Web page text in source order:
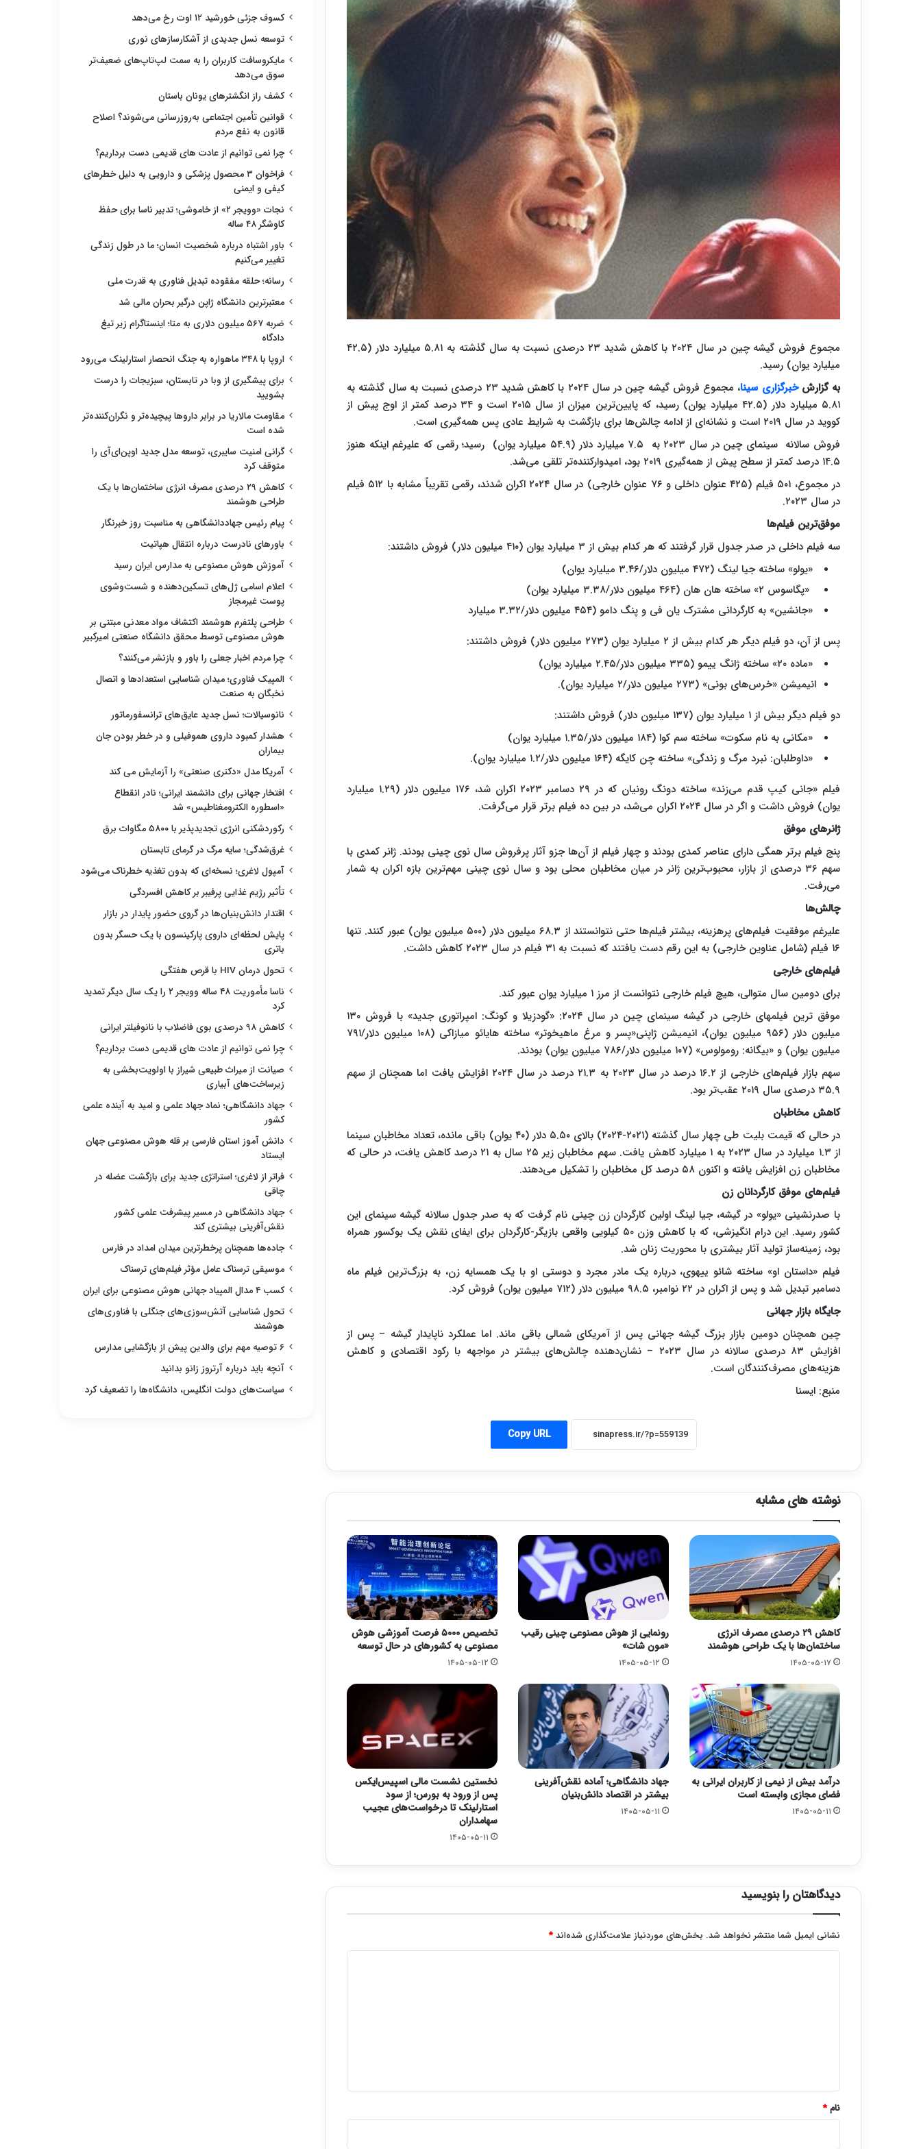
مجموع فروش گیشه چین در سال ۲۰۲۴ با کاهش شدید ۲۳ درصدی نسبت به سال گذشته به ۵.۸۱ میلیارد دلار (۴۲.۵
میلیارد یوان) رسید.
به گزارشخبرگزاری سینا
، مجموع فروش گیشه چین در سال ۲۰۲۴ با کاهش شدید ۲۳ درصدی نسبت به سال گذشته به
۵.۸۱ میلیارد دلار (۴۲.۵ میلیارد یوان) رسید، که پایین‌ترین میزان از سال ۲۰۱۵ است و ۳۴ درصد کمتر از اوج پیش از
کووید در سال ۲۰۱۹ است و نشانه‌ای از ادامه چالش‌ها برای بازگشت به شرایط عادی پس همه‌گیری است.
فروش سالانه سینمای چین در سال ۲۰۲۳ به ۷.۵ میلیارد دلار (۵۴.۹ میلیارد یوان) رسید؛ رقمی که علیرغم اینکه هنوز
۱۴.۵ درصد کمتر از سطح پیش از همه‌گیری ۲۰۱۹ بود، امیدوارکننده‌تر تلقی می‌شد.
در مجموع، ۵۰۱ فیلم (۴۲۵ عنوان داخلی و ۷۶ عنوان خارجی) در سال ۲۰۲۴ اکران شدند، رقمی تقریباً مشابه با ۵۱۲ فیلم
در سال ۲۰۲۳.
موفق‌ترین فیلم‌ها
سه فیلم داخلی در صدر جدول قرار گرفتند که هر کدام بیش از ۳ میلیارد یوان (۴۱۰ میلیون دلار) فروش داشتند:
«یولو» ساخته جیا لینگ (۴۷۲ میلیون دلار/۳.۴۶ میلیارد یوان)
«پگاسوس ۲» ساخته هان هان (۴۶۴ میلیون دلار/۳.۳۸ میلیارد یوان)
«جانشین» به کارگردانی مشترک یان فی و پنگ دامو (۴۵۴ میلیون دلار/۳.۳۲ میلیارد
پس از آن، دو فیلم دیگر هر کدام بیش از ۲ میلیارد یوان (۲۷۳ میلیون دلار) فروش داشتند:
«ماده ۲۰» ساخته ژانگ ییمو (۳۳۵ میلیون دلار/۲.۴۵ میلیارد یوان)
انیمیشن «خرس‌های بونی» (۲۷۳ میلیون دلار/۲ میلیارد یوان).
دو فیلم دیگر بیش از ۱ میلیارد یوان (۱۳۷ میلیون دلار) فروش داشتند:
«مکانی به نام سکوت» ساخته سم کوا (۱۸۴ میلیون دلار/۱.۳۵ میلیارد یوان)
«داوطلبان: نبرد مرگ و زندگی» ساخته چن کایگه (۱۶۴ میلیون دلار/۱.۲ میلیارد یوان).
فیلم «جانی کیپ قدم می‌زند» ساخته دونگ رونیان که در ۲۹ دسامبر ۲۰۲۳ اکران شد، ۱۷۶ میلیون دلار (۱.۲۹ میلیارد
یوان) فروش داشت و اگر در سال ۲۰۲۴ اکران می‌شد، در بین ده فیلم برتر قرار می‌گرفت.
ژانرهای موفق
پنج فیلم برتر همگی دارای عناصر کمدی بودند و چهار فیلم از آن‌ها جزو آثار پرفروش سال نوی چینی بودند. ژانر کمدی با
سهم ۳۶ درصدی از بازار، محبوب‌ترین ژانر در میان مخاطبان محلی بود و سال نوی چینی مهم‌ترین بازه اکران به شمار
می‌رفت.
چالش‌ها
علیرغم موفقیت فیلم‌های پرهزینه، بیشتر فیلم‌ها حتی نتوانستند از ۶۸.۳ میلیون دلار (۵۰۰ میلیون یوان) عبور کنند. تنها
۱۶ فیلم (شامل عناوین خارجی) به این رقم دست یافتند که نسبت به ۳۱ فیلم در سال ۲۰۲۳ کاهش داشت.
فیلم‌های خارجی
برای دومین سال متوالی، هیچ فیلم خارجی نتوانست از مرز ۱ میلیارد یوان عبور کند.
موفق ترین فیلمهای خارجی در گیشه سینمای چین در سال ۲۰۲۴: «گودزیلا و کونگ: امپراتوری جدید» با فروش ۱۳۰
میلیون دلار (۹۵۶ میلیون یوان)، انیمیشن ژاپنی«پسر و مرغ ماهیخوتر» ساخته هایائو میازاکی (۱۰۸ میلیون دلار/۷۹۱
میلیون یوان) و «بیگانه: رومولوس» (۱۰۷ میلیون دلار/۷۸۶ میلیون یوان) بودند.
سهم بازار فیلم‌های خارجی از ۱۶.۲ درصد در سال ۲۰۲۳ به ۲۱.۳ درصد در سال ۲۰۲۴ افزایش یافت اما همچنان از سهم
۳۵.۹ درصدی سال ۲۰۱۹ عقب‌تر بود.
کاهش مخاطبان
در حالی که قیمت بلیت طی چهار سال گذشته (۲۰۲۱-۲۰۲۴) بالای ۵.۵۰ دلار (۴۰ یوان) باقی مانده، تعداد مخاطبان سینما
از ۱.۳ میلیارد در سال ۲۰۲۳ به ۱ میلیارد کاهش یافت. سهم مخاطبان زیر ۲۵ سال به ۲۱ درصد کاهش یافت، در حالی که
مخاطبان زن افزایش یافته و اکنون ۵۸ درصد کل مخاطبان را تشکیل می‌دهند.
فیلم‌های موفق کارگردانان زن
با صدرنشینی «یولو» در گیشه، جیا لینگ اولین کارگردان زن چینی نام گرفت که به صدر جدول سالانه گیشه سینمای این
کشور رسید. این درام انگیزشی، که با کاهش وزن ۵۰ کیلویی واقعی بازیگر-کارگردان برای ایفای نقش یک بوکسور همراه
بود، زمینه‌ساز تولید آثار بیشتری با محوریت زنان شد.
فیلم «داستان او» ساخته شائو ییهوی، درباره یک مادر مجرد و دوستی او با یک همسایه زن، به بزرگ‌ترین فیلم ماه
دسامبر تبدیل شد و پس از اکران در ۲۲ نوامبر، ۹۸.۵ میلیون دلار (۷۱۲ میلیون یوان) فروش کرد.
جایگاه بازار جهانی
چین همچنان دومین بازار بزرگ گیشه جهانی پس از آمریکای شمالی باقی ماند. اما عملکرد ناپایدار گیشه – پس از
افزایش ۸۳ درصدی سالانه در سال ۲۰۲۳ – نشان‌دهنده چالش‌های بیشتر در مواجهه با رکود اقتصادی و کاهش
هزینه‌های مصرف‌کنندگان است.
منبع: ایسنا
Copy URL
نوشته های مشابه
کاهش ۲۹ درصدی مصرف انرژی
ساختمان‌ها با یک طراحی هوشمند
۱۴۰۵-۰۵-۱۷
رونمایی از هوش مصنوعی چینی رقیب
«مون شات»
۱۴۰۵-۰۵-۱۲
تخصیص ۵۰۰۰ فرصت آموزشی هوش
مصنوعی به کشورهای در حال توسعه
۱۴۰۵-۰۵-۱۲
درآمد بیش از نیمی از کاربران ایرانی به
فضای مجازی وابسته است
۱۴۰۵-۰۵-۱۱
جهاد دانشگاهی؛ آماده نقش‌آفرینی
بیشتر در اقتصاد دانش‌بنیان
۱۴۰۵-۰۵-۱۱
نخستین نشست مالی اسپیس‌ایکس
پس از ورود به بورس؛ از سود
استارلینک تا درخواست‌های عجیب
سهامداران
۱۴۰۵-۰۵-۱۱
دیدگاهتان را بنویسید
نشانی ایمیل شما منتشر نخواهد شد. بخش‌های موردنیاز علامت‌گذاری شده‌اند*
نام*
کسوف جزئی خورشید ۱۲ اوت رخ می‌دهد
توسعه نسل جدیدی از آشکارسازهای نوری
مایکروسافت کاربران را به سمت لپ‌تاپ‌های ضعیف‌تر
سوق می‌دهد
کشف راز انگشترهای یونان باستان
قوانین تأمین اجتماعی به‌روزرسانی می‌شوند؟ اصلاح
قانون به نفع مردم
چرا نمی توانیم از عادت های قدیمی دست برداریم؟
فراخوان ۳ محصول پزشکی و دارویی به دلیل خطرهای
کیفی و ایمنی
نجات «وویجر ۲» از خاموشی؛ تدبیر ناسا برای حفظ
کاوشگر ۴۸ ساله
باور اشتباه درباره شخصیت انسان؛ ما در طول زندگی
تغییر می‌کنیم
رسانه؛ حلقه مفقوده تبدیل فناوری به قدرت ملی
معتبرترین دانشگاه ژاپن درگیر بحران مالی شد
ضربه ۵۶۷ میلیون دلاری به متا؛ اینستاگرام زیر تیغ
دادگاه
اروپا با ۳۴۸ ماهواره به جنگ انحصار استارلینک می‌رود
برای پیشگیری از وبا در تابستان، سبزیجات را درست
بشویید
مقاومت مالاریا در برابر داروها پیچیده‌تر و نگران‌کننده‌تر
شده است
گرانی امنیت سایبری، توسعه مدل جدید اوپن‌ای‌آی را
متوقف کرد
کاهش ۲۹ درصدی مصرف انرژی ساختمان‌ها با یک
طراحی هوشمند
پیام رئیس جهاددانشگاهی به مناسبت روز خبرنگار
باورهای نادرست درباره انتقال هپاتیت
آموزش هوش مصنوعی به مدارس ایران رسید
اعلام اسامی ژل‌های تسکین‌دهنده و شست‌وشوی
پوست غیرمجاز
طراحی پلتفرم هوشمند اکتشاف مواد معدنی مبتنی بر
هوش مصنوعی توسط محقق دانشگاه صنعتی امیرکبیر
چرا مردم اخبار جعلی را باور و بازنشر می‌کنند؟
المپیک فناوری؛ میدان شناسایی استعدادها و اتصال
نخبگان به صنعت
نانوسیالات؛ نسل جدید عایق‌های ترانسفورماتور
هشدار کمبود داروی هموفیلی و در خطر بودن جان
بیماران
آمریکا مدل «دکتری صنعتی» را آزمایش می کند
افتخار جهانی برای دانشمند ایرانی؛ نادر انقطاع
«اسطوره الکترومغناطیس» شد
رکوردشکنی انرژی تجدیدپذیر با ۵۸۰۰ مگاوات برق
غرق‌شدگی؛ سایه مرگ در گرمای تابستان
آمپول لاغری؛ نسخه‌ای که بدون تغذیه خطرناک می‌شود
تأثیر رژیم غذایی پرفیبر بر کاهش افسردگی
اقتدار دانش‌بنیان‌ها در گروی حضور پایدار در بازار
پایش لحظه‌ای داروی پارکینسون با یک حسگر بدون
باتری
تحول درمان HIV با قرص هفتگی
ناسا مأموریت ۴۸ ساله وویجر ۲ را یک سال دیگر تمدید
کرد
کاهش ۹۸ درصدی بوی فاضلاب با نانوفیلتر ایرانی
چرا نمی توانیم از عادت های قدیمی دست برداریم؟
صیانت از میراث طبیعی شیراز با اولویت‌بخشی به
زیرساخت‌های آبیاری
جهاد دانشگاهی؛ نماد جهاد علمی و امید به آینده علمی
کشور
دانش آموز استان فارسی بر قله هوش مصنوعی جهان
ایستاد
فراتر از لاغری؛ استراتژی جدید برای بازگشت عضله در
چاقی
جهاد دانشگاهی در مسیر پیشرفت علمی کشور
نقش‌آفرینی بیشتری کند
جاده‌ها همچنان پرخطرترین میدان امداد در فارس
موسیقی ترسناک عامل مؤثر فیلم‌های ترسناک
کسب ۴ مدال المپیاد جهانی هوش مصنوعی برای ایران
تحول شناسایی آتش‌سوزی‌های جنگلی با فناوری‌های
هوشمند
۶ توصیه مهم برای والدین پیش از بازگشایی مدارس
آنچه باید درباره آرتروز زانو بدانید
سیاست‌های دولت انگلیس، دانشگاه‌ها را تضعیف کرد